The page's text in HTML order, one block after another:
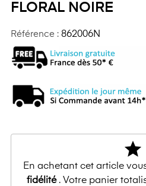
FLORAL NOIRE
Référence : 862006N
star
En achetant cet article
fidélité. Votre panier